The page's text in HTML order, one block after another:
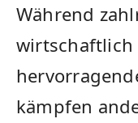
Während
wirtschaftlich
kämpfen